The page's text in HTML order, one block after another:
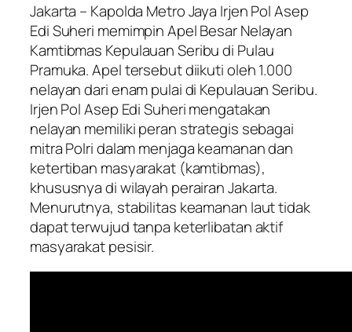
Jakarta – Kapolda Metro Jaya Irjen Pol Asep
Edi Suheri memimpin Apel Besar Nelayan
Kamtibmas Kepulauan Seribu di Pulau
Pramuka. Apel tersebut diikuti oleh 1.000
nelayan dari enam pulai di Kepulauan Seribu.
Irjen Pol Asep Edi Suheri mengatakan
nelayan memiliki peran strategis sebagai
mitra Polri dalam menjaga keamanan dan
ketertiban masyarakat (kamtibmas),
khususnya di wilayah perairan Jakarta.
Menurutnya, stabilitas keamanan laut tidak
dapat terwujud tanpa keterlibatan aktif
masyarakat pesisir.